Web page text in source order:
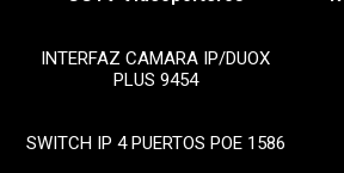
INTERFAZ CAMARA IP/DUOX
PLUS 9454
SWITCH IP 4 PUERTOS POE 1586